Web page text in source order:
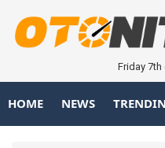
Friday
HOME NEWS